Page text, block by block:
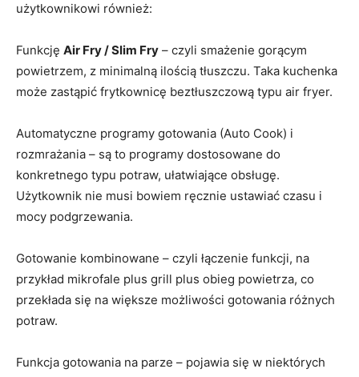
użytkownikowi również:
Funkcję Air Fry / Slim Fry – czyli smażenie gorącym
powietrzem, z minimalną ilością tłuszczu. Taka kuchenka
może zastąpić frytkownicę beztłuszczową typu air fryer.
Automatyczne programy gotowania (Auto Cook) i
rozmrażania – są to programy dostosowane do
konkretnego typu potraw, ułatwiające obsługę.
Użytkownik nie musi bowiem ręcznie ustawiać czasu i
mocy podgrzewania.
Gotowanie kombinowane – czyli łączenie funkcji, na
przykład mikrofale plus grill plus obieg powietrza, co
przekłada się na większe możliwości gotowania różnych
potraw.
Funkcja gotowania na parze – pojawia się w niektórych